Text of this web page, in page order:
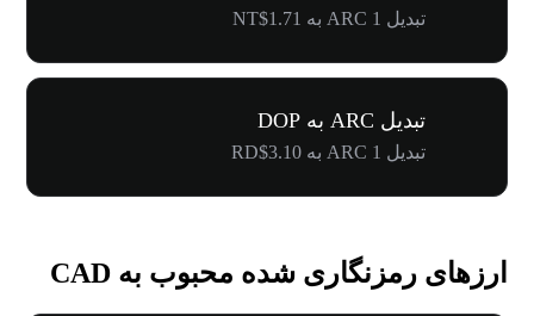
تبدیل 1 ARC به NT$1.71
تبدیل ARC به DOP
تبدیل 1 ARC به RD$3.10
ارزهای رمزنگاری شده محبوب به CAD